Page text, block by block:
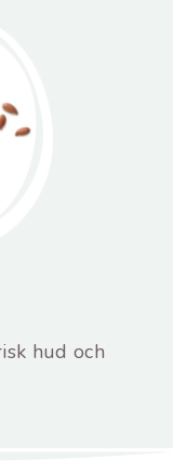
hud och